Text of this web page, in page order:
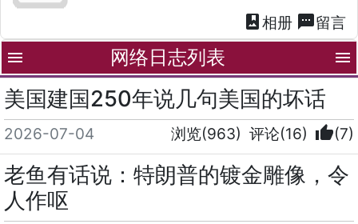
photo_album 相册 textsms留言
menu 网络日志列表 menu
美国建国250年说几句美国的坏话
2026-07-04 浏览(963) 评论(16) thumb_up(7)
老鱼有话说：特朗普的镀金雕像，令
人作呕